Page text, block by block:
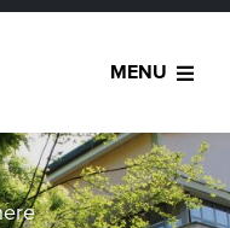
MENU